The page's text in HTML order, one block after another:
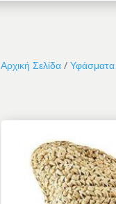
Αρχική Σελίδα /Υφάσματα